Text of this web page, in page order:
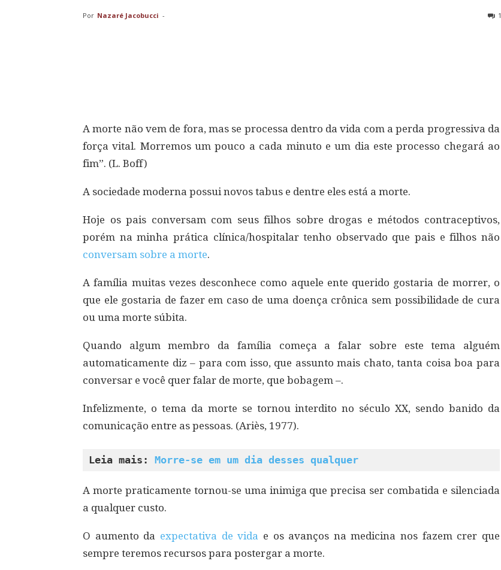
Por Nazaré Jacobucci - 1
A morte não vem de fora, mas se processa dentro da vida com a perda progressiva da
força vital. Morremos um pouco a cada minuto e um dia este processo chegará ao
fim”. (L. Boff)
A sociedade moderna possui novos tabus e dentre eles está a morte.
Hoje os pais conversam com seus filhos sobre drogas e métodos contraceptivos,
porém na minha prática clínica/hospitalar tenho observado que pais e filhos não
conversam sobre a morte.
A família muitas vezes desconhece como aquele ente querido gostaria de morrer, o
que ele gostaria de fazer em caso de uma doença crônica sem possibilidade de cura
ou uma morte súbita.
Quando algum membro da família começa a falar sobre este tema alguém
automaticamente diz – para com isso, que assunto mais chato, tanta coisa boa para
conversar e você quer falar de morte, que bobagem –.
Infelizmente, o tema da morte se tornou interdito no século XX, sendo banido da
comunicação entre as pessoas. (Ariès, 1977).
Leia mais: Morre-se em um dia desses qualquer
A morte praticamente tornou-se uma inimiga que precisa ser combatida e silenciada
a qualquer custo.
O aumento da expectativa de vida e os avanços na medicina nos fazem crer que
sempre teremos recursos para postergar a morte.